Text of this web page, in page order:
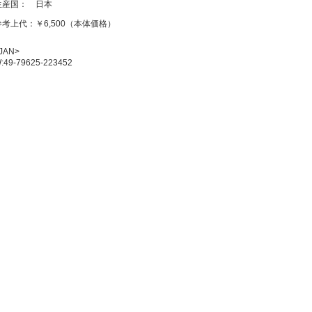
国：
日本
上代： ￥6,500（本体価格）
79625-223452